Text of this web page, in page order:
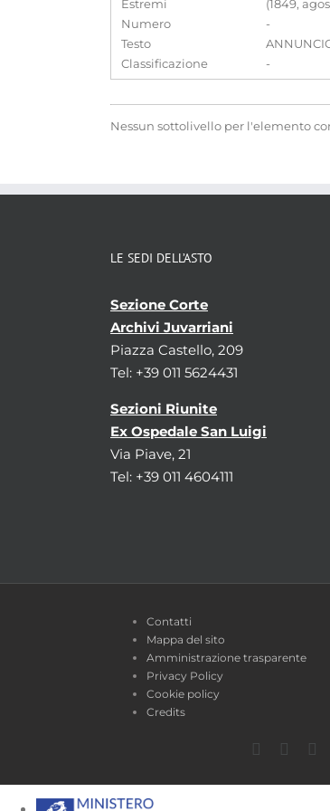
Estremi
(1849,
Numero
-
Testo
Classificazione
-
Nessun sottolivello per l'elemento
LE SEDI DELL’ASTO
Sezione Corte
Archivi Juvarriani
Piazza Castello, 209
Tel: +39 011 5624431
Sezioni Riunite
Ex Ospedale San Luigi
Via Piave, 21
Tel: +39 011 4604111
Contatti
Mappa del sito
Amministrazione trasparente
Privacy Policy
Cookie policy
Credits
Facebook
Twitter